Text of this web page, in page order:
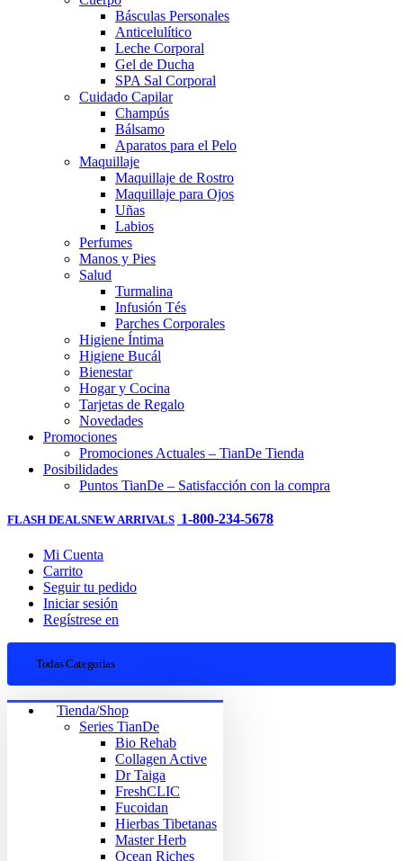
Básculas Personales
Anticelulítico
Leche Corporal
Gel de Ducha
SPA Sal Corporal
Cuidado Capilar
Champús
Bálsamo
Aparatos para el Pelo
Maquillaje
Maquillaje de Rostro
Maquillaje para Ojos
Uñas
Labios
Perfumes
Manos y Pies
Salud
Turmalina
Infusión Tés
Parches Corporales
Higiene Íntima
Higiene Bucál
Bienestar
Hogar y Cocina
Tarjetas de Regalo
Novedades
Promociones
Promociones Actuales – TianDe Tienda
Posibilidades
Puntos TianDe – Satisfacción con la compra
FLASH DEALSNEW ARRIVALS 1-800-234-5678
Mi Cuenta
Carrito
Seguir tu pedido
Iniciar sesión
Regístrese en
Todas Categorias
Tienda/Shop
Series TianDe
Bio Rehab
Collagen Active
Dr Taiga
FreshCLIC
Fucoidan
Hierbas Tibetanas
Master Herb
Ocean Riches